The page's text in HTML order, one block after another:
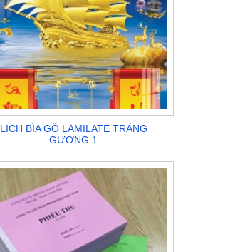
LỊCH BÌA GỖ LAMILATE TRÁNG
GƯƠNG 1